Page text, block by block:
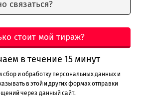
в течение 15 минут
и обработку персональных данных и
в этой и других формах отправки
через данный сайт.